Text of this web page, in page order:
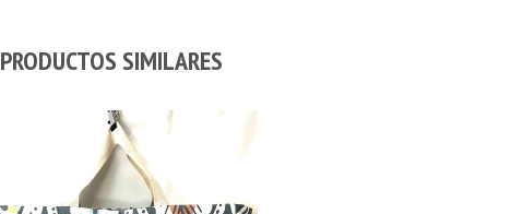
PRODUCTOS SIMILARES